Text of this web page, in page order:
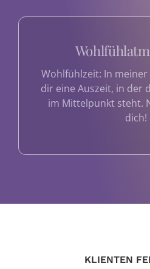
Wohlfühlzeit: In
dir eine Auszeit, in der
im Mittelpunkt steht.
dich!
KLIENTEN